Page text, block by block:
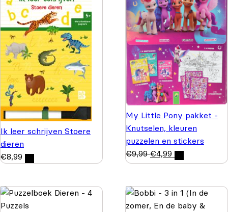
Ik leer schrijven Stoere
dieren
€8,99
My Little Pony pakket -
Knutselen, kleuren
puzzelen en stickers
€9,99 €4,99